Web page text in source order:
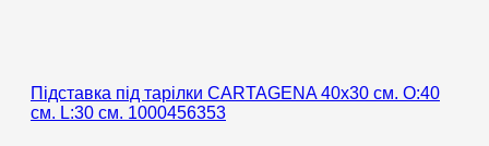
Підставка під тарілки CARTAGENA 40х30 см. O:40
см. L:30 см. 1000456353